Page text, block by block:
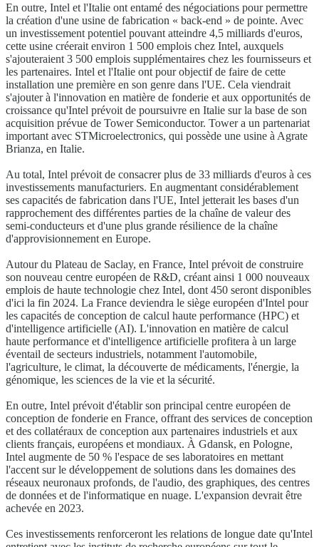
En outre, Intel et l'Italie ont entamé des négociations pour permettre
la création d'une usine de fabrication « back-end » de pointe. Avec
un investissement potentiel pouvant atteindre 4,5 milliards d'euros,
cette usine créerait environ 1 500 emplois chez Intel, auxquels
s'ajouteraient 3 500 emplois supplémentaires chez les fournisseurs et
les partenaires. Intel et l'Italie ont pour objectif de faire de cette
installation une première en son genre dans l'UE. Cela viendrait
s'ajouter à l'innovation en matière de fonderie et aux opportunités de
croissance qu'Intel prévoit de poursuivre en Italie sur la base de son
acquisition prévue de Tower Semiconductor. Tower a un partenariat
important avec STMicroelectronics, qui possède une usine à Agrate
Brianza, en Italie.
Au total, Intel prévoit de consacrer plus de 33 milliards d'euros à ces
investissements manufacturiers. En augmentant considérablement
ses capacités de fabrication dans l'UE, Intel jetterait les bases d'un
rapprochement des différentes parties de la chaîne de valeur des
semi-conducteurs et d'une plus grande résilience de la chaîne
d'approvisionnement en Europe.
Autour du Plateau de Saclay, en France, Intel prévoit de construire
son nouveau centre européen de R&D, créant ainsi 1 000 nouveaux
emplois de haute technologie chez Intel, dont 450 seront disponibles
d'ici la fin 2024. La France deviendra le siège européen d'Intel pour
les capacités de conception de calcul haute performance (HPC) et
d'intelligence artificielle (AI). L'innovation en matière de calcul
haute performance et d'intelligence artificielle profitera à un large
éventail de secteurs industriels, notamment l'automobile,
l'agriculture, le climat, la découverte de médicaments, l'énergie, la
génomique, les sciences de la vie et la sécurité.
En outre, Intel prévoit d'établir son principal centre européen de
conception de fonderie en France, offrant des services de conception
et des collatéraux de conception aux partenaires industriels et aux
clients français, européens et mondiaux. À Gdansk, en Pologne,
Intel augmente de 50 % l'espace de ses laboratoires en mettant
l'accent sur le développement de solutions dans les domaines des
réseaux neuronaux profonds, de l'audio, des graphiques, des centres
de données et de l'informatique en nuage. L'expansion devrait être
achevée en 2023.
Ces investissements renforceront les relations de longue date qu'Intel